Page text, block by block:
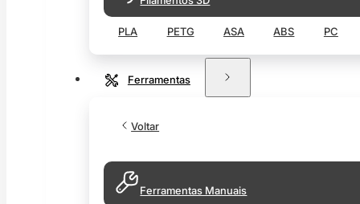
PLA PETG ASA ABS PC
Ferramentas
Voltar
Ferramentas Manuais